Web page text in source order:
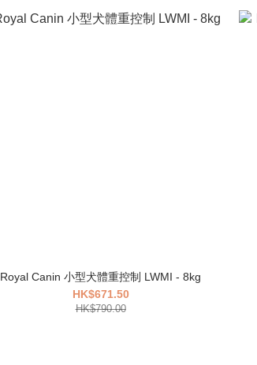
Royal Canin 小型犬體重控制 LWMI - 8kg
HK$671.50
HK$790.00